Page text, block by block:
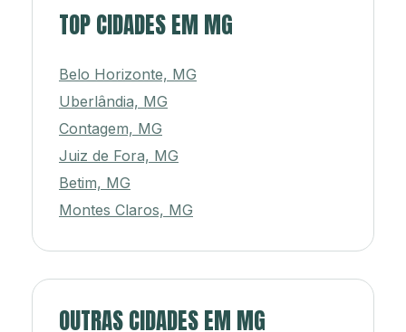
TOP CIDADES EM MG
Belo Horizonte, MG
Uberlândia, MG
Contagem, MG
Juiz de Fora, MG
Betim, MG
Montes Claros, MG
OUTRAS CIDADES EM MG